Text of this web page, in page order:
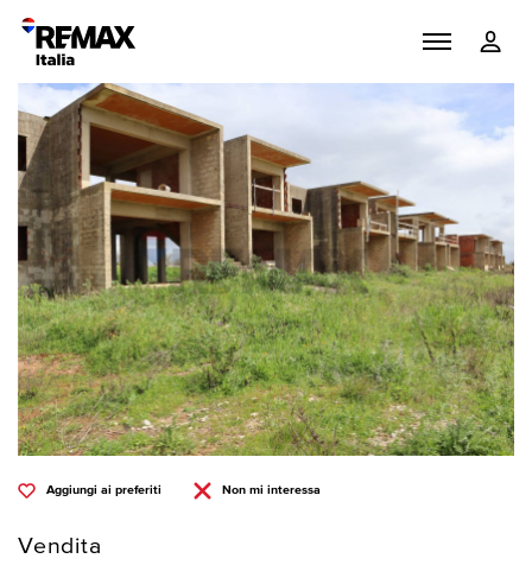
Aggiungi ai preferiti Non mi interessa
Vendita